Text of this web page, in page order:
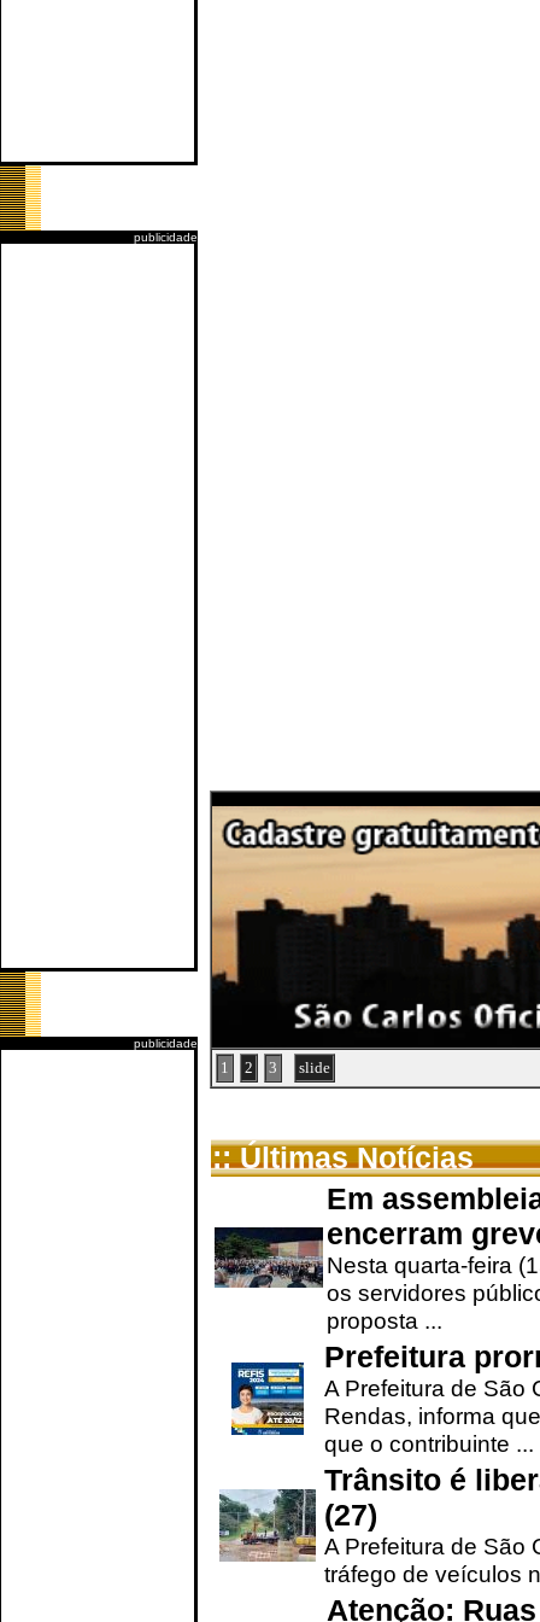
publicidade
publicidade
1 2 3 slide
:: Últimas Notícias
Em
encerram
Nesta quarta-feira
os servidores
proposta ...
Prefeitura
A Prefeitura de São
Rendas, informa
que o contribuinte ...
Trânsito é
(27)
A Prefeitura de São
tráfego de veículos
Atenção: